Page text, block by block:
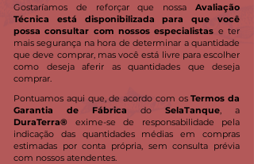
Gostaríamos de reforçar que nossa Avaliação
Técnica está disponibilizada para que você
possa consultar com nossos especialistas e ter
mais segurança na hora de determinar a quantidade
que deve comprar, mas você está livre para escolher
como deseja aferir as quantidades que deseja
comprar.
Pontuamos aqui que, de acordo com osTermos da
Garantia de Fábrica do SelaTanque , a
DuraTerra® exime-se de responsabilidade pela
indicação das quantidades médias em compras
estimadas por conta própria, sem consulta prévia
com nossos atendentes.